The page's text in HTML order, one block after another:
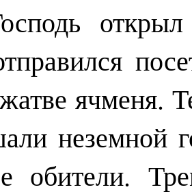
ячменя.
неземной
обители.